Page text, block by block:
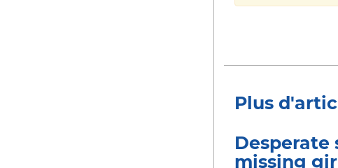
Plus
Desperate
missing